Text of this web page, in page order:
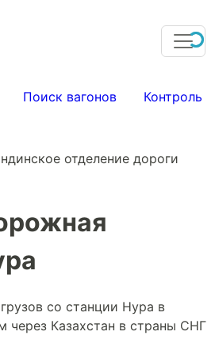
Поиск вагонов
Контроль
отделение дороги
со станции Нура в
через Казахстан в страны СНГ